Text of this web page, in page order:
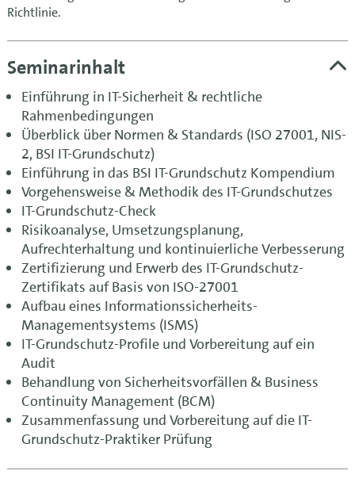
Richtlinie.
Seminarinhalt
Einführung in IT-Sicherheit & rechtliche
Rahmenbedingungen
Überblick über Normen & Standards (ISO 27001, NIS-
2, BSI IT-Grundschutz)
Einführung in das BSI IT-Grundschutz Kompendium
Vorgehensweise & Methodik des IT-Grundschutzes
IT-Grundschutz-Check
Risikoanalyse, Umsetzungsplanung,
Aufrechterhaltung und kontinuierliche Verbesserung
Zertifizierung und Erwerb des IT-Grundschutz-
Zertifikats auf Basis von ISO-27001
Aufbau eines Informationssicherheits-
Managementsystems (ISMS)
IT-Grundschutz-Profile und Vorbereitung auf ein
Audit
Behandlung von Sicherheitsvorfällen & Business
Continuity Management (BCM)
Zusammenfassung und Vorbereitung auf die IT-
Grundschutz-Praktiker Prüfung